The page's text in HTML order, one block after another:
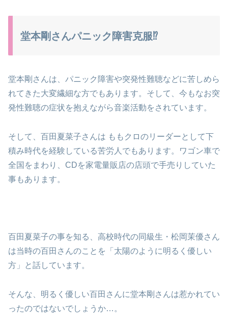
堂本剛さんパニック障害克服⁉
堂本剛さんは、パニック障害や突発性難聴などに苦しめら
れてきた大変繊細な方でもあります。そして、今もなお突
発性難聴の症状を抱えながら音楽活動をされています。
そして、百田夏菜子さんは ももクロのリーダーとして下
積み時代を経験している苦労人でもあります。ワゴン車で
全国をまわり、CDを家電量販店の店頭で手売りしていた
事もあります。
百田夏菜子の事を知る、高校時代の同級生・松岡茉優さん
は当時の百田さんのことを「太陽のように明るく優しい
方」と話しています。
そんな、明るく優しい百田さんに堂本剛さんは惹かれてい
ったのではないでしょうか…。